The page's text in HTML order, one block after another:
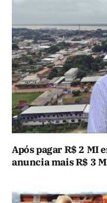
Após pagar R$ 2 MI
anuncia mais R$ 3